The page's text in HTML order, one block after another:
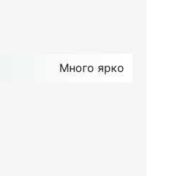
Много ярко